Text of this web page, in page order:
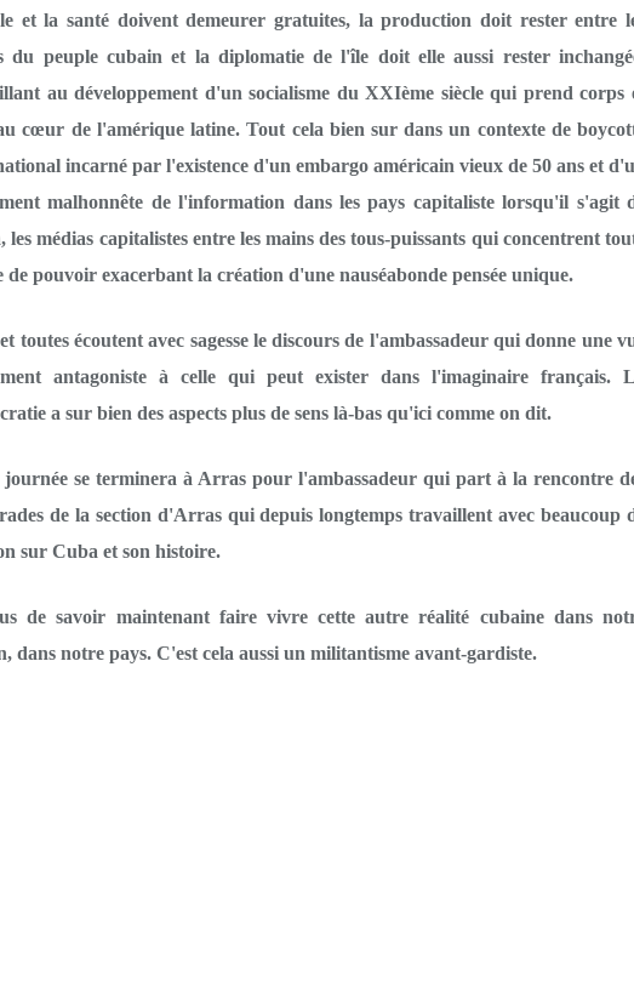
et la santé doivent demeurer gratuites, la production doit rester entre
du peuple cubain et la diplomatie de l'île doit elle aussi rester
au développement d'un socialisme du XXIème siècle qui prend corps
cœur de l'amérique latine. Tout cela bien sur dans un contexte de
incarné par l'existence d'un embargo américain vieux de 50 ans et
malhonnête de l'information dans les pays capitaliste lorsqu'il s'agit
les médias capitalistes entre les mains des tous-puissants qui concentrent
de pouvoir exacerbant la création d'une nauséabonde pensée unique.
toutes écoutent avec sagesse le discours de l'ambassadeur qui donne une
antagoniste à celle qui peut exister dans l'imaginaire français.
a sur bien des aspects plus de sens là-bas qu'ici comme on dit.
journée se terminera à Arras pour l'ambassadeur qui part à la rencontre
de la section d'Arras qui depuis longtemps travaillent avec beaucoup
sur Cuba et son histoire.
de savoir maintenant faire vivre cette autre réalité cubaine dans
dans notre pays. C'est cela aussi un militantisme avant-gardiste.